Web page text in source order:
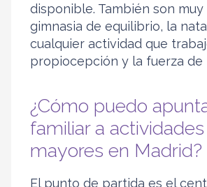
disponible. También son muy
gimnasia de equilibrio, la
cualquier actividad que
propiocepción y la fuerza de
¿Cómo puedo
familiar a
mayores en Madrid?
El punto de partida es el